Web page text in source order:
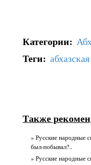
Категории:
Теги:
Также
» Русские народные
был-побывал?..
» Русские народные